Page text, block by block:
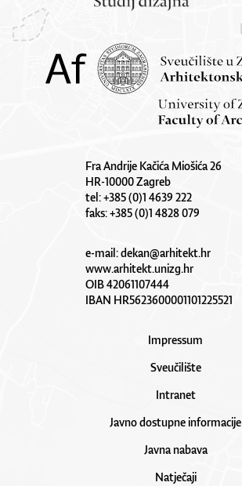
Fra Andrije Kačića Miošića 26
HR-10000 Zagreb
tel: +385 (0)1 4639 222
faks: +385 (0)1 4828 079
e-mail:dekan@arhitekt.hr
www.arhitekt.unizg.hr
OIB 42061107444
IBAN HR5623600001101225521
Impressum
Sveučilište
Intranet
Javno dostupne informacije
Javna nabava
Natječaji